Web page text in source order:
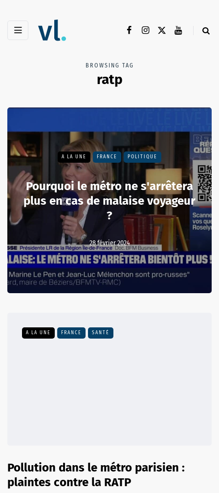
BROWSING TAG
ratp
A LA UNE FRANCE POLITIQUE
Pourquoi le métro ne s'arrêtera
plus en cas de malaise voyageur
?
28 février 2024
A LA UNE FRANCE SANTÉ
Pollution dans le métro parisien :
plaintes contre la RATP